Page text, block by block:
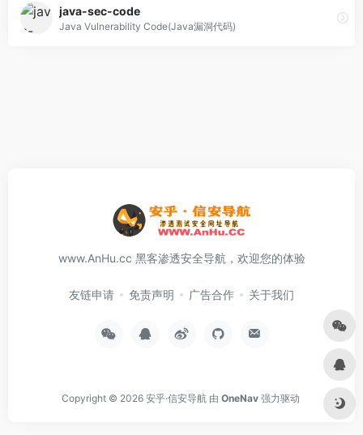
java-sec-code
Java Vulnerability Code(Java漏洞代码)
www.AnHu.cc 黑客渗透安全导航，欢迎您的体验
友链申请 免责声明 广告合作 关于我们
Copyright © 2026 安乎·信安导航由 OneNav 强力驱动